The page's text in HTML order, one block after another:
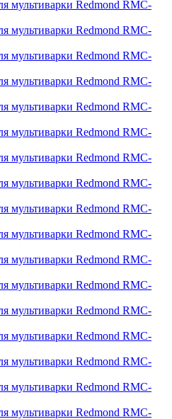
мультиварки Redmond RMC-
мультиварки Redmond RMC-
мультиварки Redmond RMC-
мультиварки Redmond RMC-
мультиварки Redmond RMC-
мультиварки Redmond RMC-
мультиварки Redmond RMC-
мультиварки Redmond RMC-
мультиварки Redmond RMC-
мультиварки Redmond RMC-
мультиварки Redmond RMC-
мультиварки Redmond RMC-
мультиварки Redmond RMC-
мультиварки Redmond RMC-
мультиварки Redmond RMC-
мультиварки Redmond RMC-
мультиварки Redmond RMC-